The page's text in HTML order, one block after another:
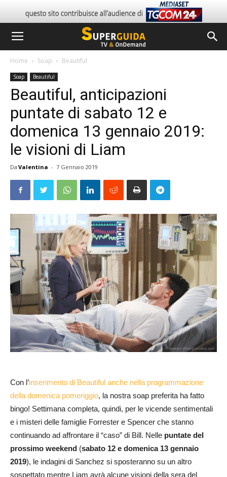
Home Soap Beautiful
Soap Beautiful
Beautiful, anticipazioni
puntate di sabato 12 e
domenica 13 gennaio 2019:
le visioni di Liam
Da Valentina - 7 Gennaio 2019
Con l’inserimento di Beautiful anche nella programmazione
della domenica pomeriggio, la nostra soap preferita ha fatto
bingo! Settimana completa, quindi, per le vicende sentimentali
e i misteri delle famiglie Forrester e Spencer che stanno
continuando ad affrontare il “caso” di Bill. Nelle puntate del
prossimo weekend (sabato 12 e domenica 13 gennaio
2019), le indagini di Sanchez si sposteranno su un altro
sospettato mentre Liam avrà alcune visioni della sera del